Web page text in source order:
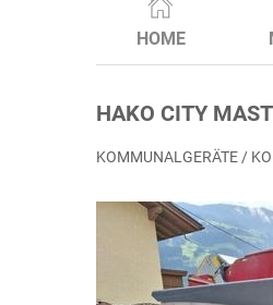
HOME
HAKO CITY
KOMMUNALGERÄTE /